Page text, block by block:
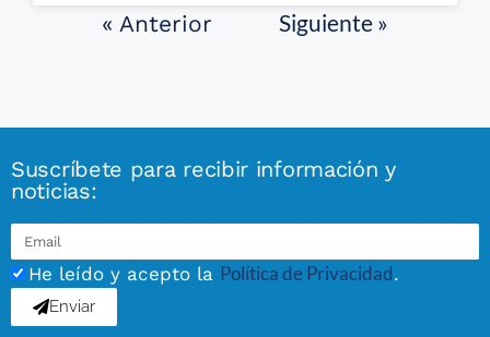
« Anterior Siguiente »
Suscríbete para recibir información y
noticias:
He leído y acepto la Política de Privacidad.
Enviar